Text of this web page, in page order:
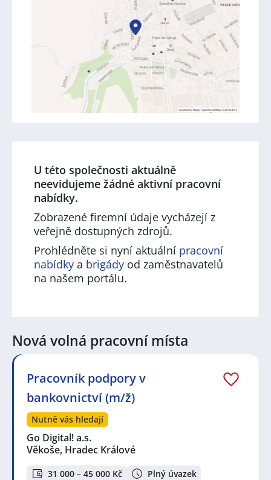
U této společnosti aktuálně
neevidujeme žádné aktivní pracovní
nabídky.
Zobrazené firemní údaje vycházejí z
veřejně dostupných zdrojů.
Prohlédněte si nyní aktuální pracovní
nabídky a brigády od zaměstnavatelů
na našem portálu.
Nová volná pracovní místa
Pracovník podpory v
bankovnictví (m/ž)
Nutně vás hledají
Go Digital! a.s.
Věkoše, Hradec Králové
31 000 – 45 000 Kč
Plný úvazek